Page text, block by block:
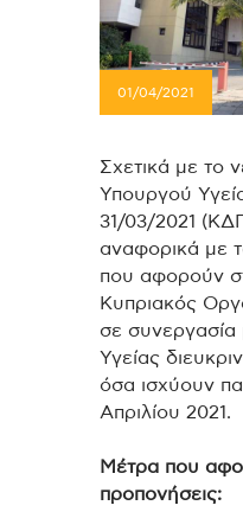
01/04/2021
Σχετικά με το
Υπουργού
31/03/2021
αναφορικά με
που αφορούν
Κυπριακός
σε συνεργασία
Υγείας
όσα ισχύουν
Απριλίου 2021.
Μέτρα που
προπονήσεις: